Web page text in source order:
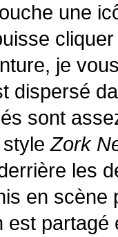
une
je
dispersé
sont
styleZork
les
en
est